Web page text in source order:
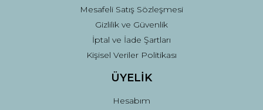
Mesafeli Satış Sözleşmesi
Gizlilik ve Güvenlik
İptal ve İade Şartları
Kişisel Veriler Politikası
ÜYELİK
Hesabım